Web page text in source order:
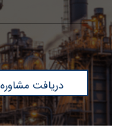
دریافت مشاوره